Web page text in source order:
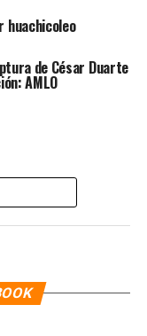
huachicoleo
de César Duarte
AMLO